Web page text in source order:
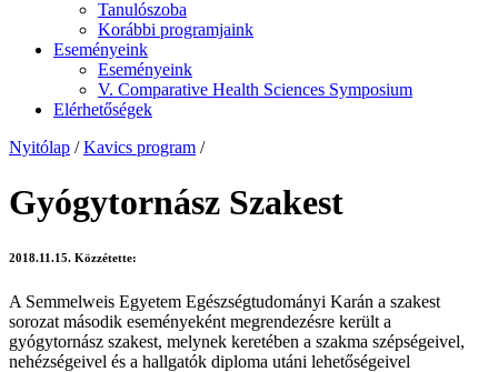
Tanulószoba
Korábbi programjaink
Eseményeink
Eseményeink
V. Comparative Health Sciences Symposium
Elérhetőségek
Nyitólap / Kavics program /
Gyógytornász Szakest
2018.11.15. Közzétette:
A Semmelweis Egyetem Egészségtudományi Karán a szakest
sorozat második eseményeként megrendezésre került a
gyógytornász szakest, melynek keretében a szakma szépségeivel,
nehézségeivel és a hallgatók diploma utáni lehetőségeivel